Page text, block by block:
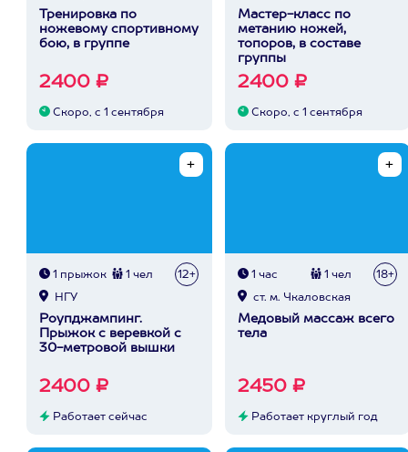
Тренировка по
ножевому спортивному
бою, в группе
2400 ₽
Скоро, с 1 сентября
Мастер-класс по
метанию ножей,
топоров, в составе
группы
2400 ₽
Скоро, с 1 сентября
1 прыжок 1 чел 12+
НГУ
Роупджампинг.
Прыжок с веревкой с
30-метровой вышки
2400 ₽
Работает сейчас
1 час 1 чел 18+
ст. м. Чкаловская
Медовый массаж всего
тела
2450 ₽
Работает круглый год